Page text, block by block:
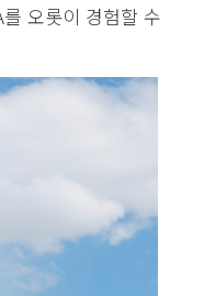
오롯이 경험할 수